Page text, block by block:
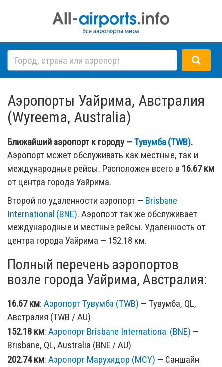
Аэропорты Уайрима, Австралия
(Wyreema, Australia)
Ближайший аэропорт к городу —Тувумба (TWB).
Аэропорт может обслуживать как местные, так и
международные рейсы. Расположен всего в 16.67 км
от центра города Уайрима.
Второй по удаленности аэропорт — Brisbane
International (BNE). Аэропорт так же обслуживает
международные и местные рейсы. Удаленность от
центра города Уайрима — 152.18 км.
Полный перечень аэропортов
возле города Уайрима, Австралия:
16.67 км: Аэропорт Тувумба (TWB) — Тувумба, QL,
Австралия (TWB / AU)
152.18 км: Аэропорт Brisbane International (BNE) —
Brisbane, QL, Australia (BNE / AU)
202.74 км: Аэропорт Марухидор (MCY) — Саншайн